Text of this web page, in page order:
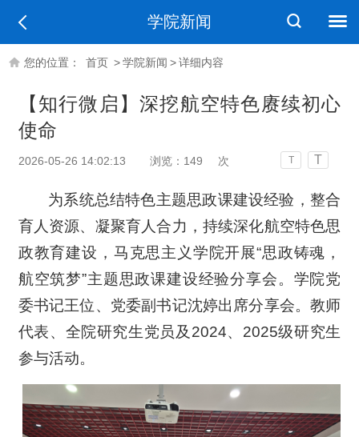
学院新闻
您的位置： 首页 >学院新闻 >详细内容
【知行微启】深挖航空特色赓续初心
使命
2026-05-26 14:02:13 浏览： 149 次 T T
为系统总结特色主题思政课建设经验，整合
育人资源、凝聚育人合力，持续深化航空特色思
政教育建设，马克思主义学院开展“思政铸魂，
航空筑梦”主题思政课建设经验分享会。学院党
委书记王位、党委副书记沈婷出席分享会。教师
代表、全院研究生党员及2024、2025级研究生
参与活动。